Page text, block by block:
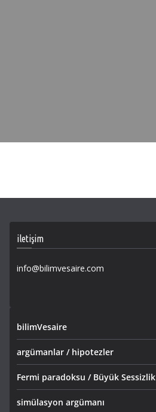
iletişim
info@bilimvesaire.com
bilimVesaire
argümanlar / hipotezler
Fermi paradoksu / Büyük Sessizlik
simülasyon argümanı